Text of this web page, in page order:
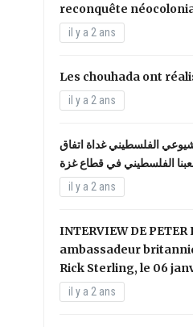
reconquête
il y a 2 ans
Les chouhada ont
il y a 2 ans
الفلسطيني غداة اتفاق
الفلسطيني في قطاع غزة
il y a 2 ans
INTERVIEW DE
ambassadeur
Rick Sterling, le 06
il y a 2 ans